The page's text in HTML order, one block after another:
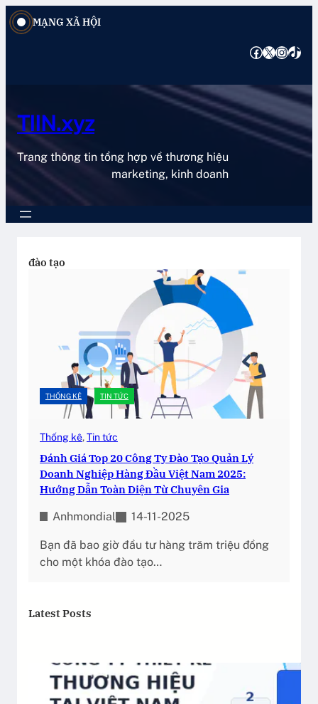
Chuyển
đến
MẠNG XÃ HỘI
FacebookXInstagramTikTok
TIIN.xyz
Trang thông tin tổng hợp về thương hiệu
marketing, kinh doanh
đào tạo
THỐNG KÊ TIN TỨC
Thống kê, Tin tức
Đánh Giá Top 20 Công Ty Đào Tạo Quản Lý
Doanh Nghiệp Hàng Đầu Việt Nam 2025:
Hướng Dẫn Toàn Diện Từ Chuyên Gia
Anhmondial 14-11-2025
Bạn đã bao giờ đầu tư hàng trăm triệu đồng
cho một khóa đào tạo…
Latest Posts